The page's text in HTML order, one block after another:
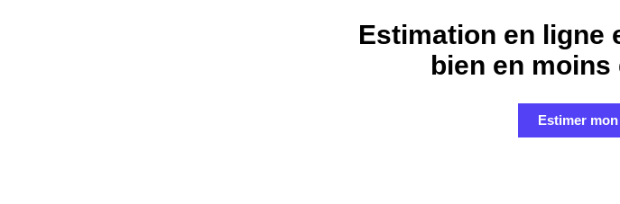
Estimation en ligne
bien en moins
Estimer